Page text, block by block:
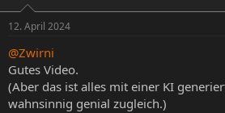
e
:
12. April 2024
@Zwirni
Gutes Video.
(Aber das ist alles mit einer KI
wahnsinnig genial zugleich.)